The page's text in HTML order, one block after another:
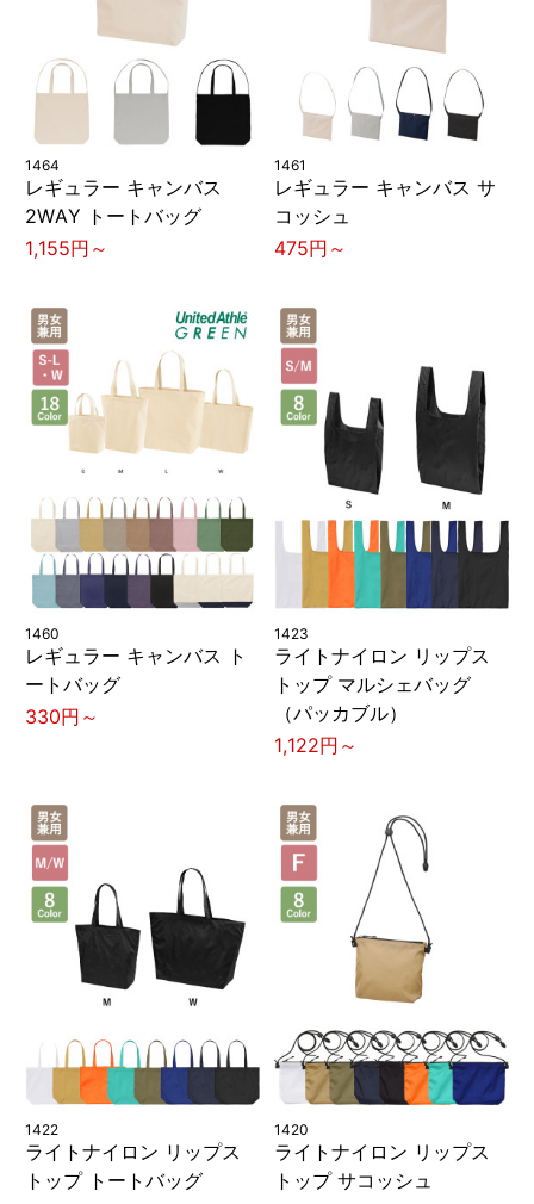
1464
レギュラー キャンバス
2WAY トートバッグ
1,155円～
1461
レギュラー キャンバス サ
コッシュ
475円～
1460
レギュラー キャンバス ト
ートバッグ
330円～
1423
ライトナイロン リップス
トップ マルシェバッグ
（パッカブル）
1,122円～
1422
ライトナイロン リップス
トップ トートバッグ
1420
ライトナイロン リップス
トップ サコッシュ